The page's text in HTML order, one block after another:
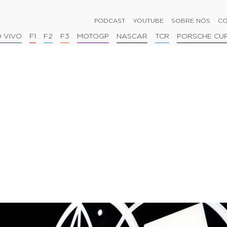
PODCAST YOUTUBE SOBRE NÓS
VIVO F1 F2 F3 MOTOGP NASCAR TCR PORSCHE